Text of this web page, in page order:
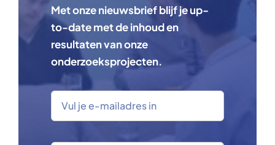
Met onze nieuwsbrief blijf je up-
to-date met de inhoud en
resultaten van onze
onderzoeksprojecten.